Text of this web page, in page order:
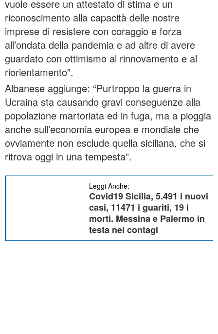
vuole essere un attestato di stima e un
riconoscimento alla capacità delle nostre
imprese di resistere con coraggio e forza
all’ondata della pandemia e ad altre di avere
guardato con ottimismo al rinnovamento e al
riorientamento”.
Albanese aggiunge: “Purtroppo la guerra in
Ucraina sta causando gravi conseguenze alla
popolazione martoriata ed in fuga, ma a pioggia
anche sull’economia europea e mondiale che
ovviamente non esclude quella siciliana, che si
ritrova oggi in una tempesta”.
Leggi Anche:
Covid19 Sicilia, 5.491 i nuovi
casi, 11471 i guariti, 19 i
morti. Messina e Palermo in
testa nei contagi